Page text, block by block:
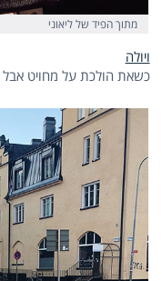
מתוך הפיד של ליאוני
ויולה
כשאת הולכת על מחויט